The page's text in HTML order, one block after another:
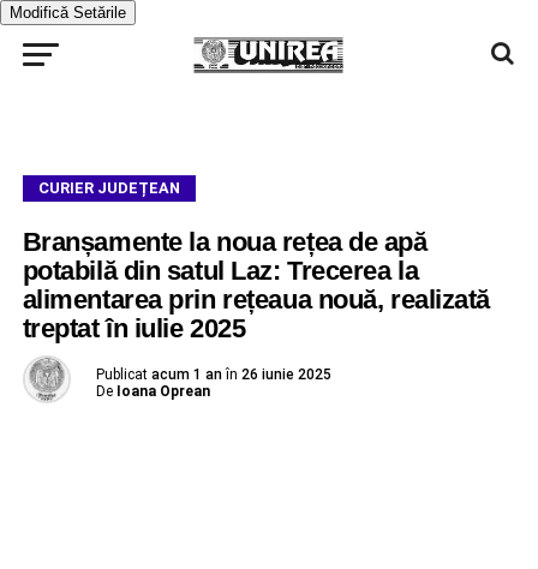
Modifică Setările
CURIER JUDEȚEAN
Branșamente la noua rețea de apă
potabilă din satul Laz: Trecerea la
alimentarea prin rețeaua nouă, realizată
treptat în iulie 2025
Publicat acum 1 an în 26 iunie 2025
De Ioana Oprean